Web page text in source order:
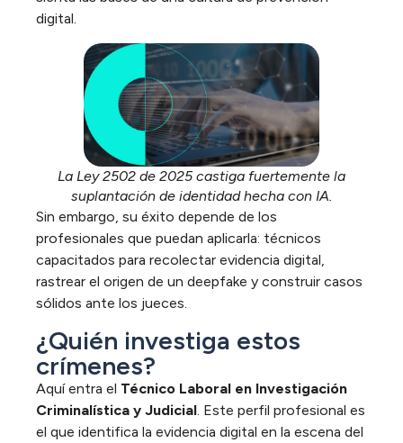
digital.
La Ley 2502 de 2025 castiga fuertemente la
suplantación de identidad hecha con IA.
Sin embargo, su éxito depende de los
profesionales que puedan aplicarla: técnicos
capacitados para recolectar evidencia digital,
rastrear el origen de un deepfake y construir casos
sólidos ante los jueces.
¿Quién investiga estos
crímenes?
Aquí entra el Técnico Laboral en Investigación
Criminalística y Judicial. Este perfil profesional es
el que identifica la evidencia digital en la escena del